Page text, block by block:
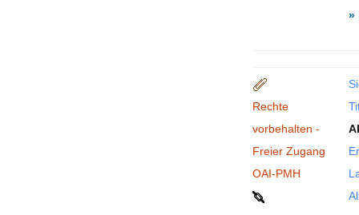
»
Rechte
vorbehalten -
Freier Zugang
OAI-PMH